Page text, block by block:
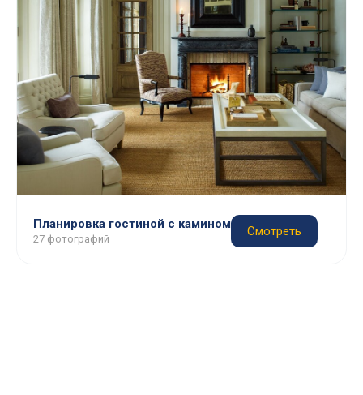
Планировка гостиной с камином
27 фотографий
Смотреть